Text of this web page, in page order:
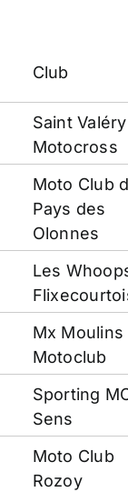
Club
Saint Valéry
Motocross
Moto Club
Pays des
Olonnes
Les
Mx Moulins
Motoclub
Sporting
Sens
Moto Club
Rozoy